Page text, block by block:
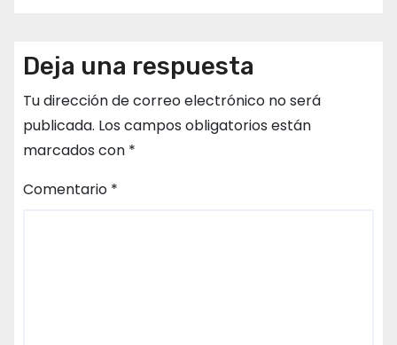
Deja una respuesta
Tu dirección de correo electrónico no será
publicada. Los campos obligatorios están
marcados con *
Comentario *